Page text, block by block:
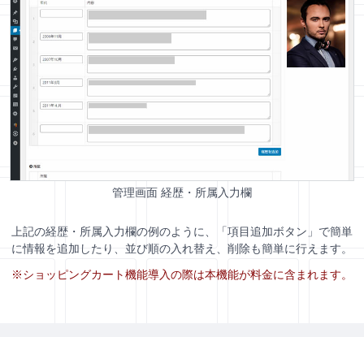
管理画面 経歴・所属入力欄
上記の経歴・所属入力欄の例のように、「項目追加ボタン」で簡単
に情報を追加したり、並び順の入れ替え、削除も簡単に行えます。
※ショッピングカート機能導入の際は本機能が料金に含まれます。